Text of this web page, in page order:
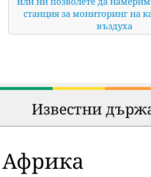
станция за мониторинг на
въздуха
Известни
Африка